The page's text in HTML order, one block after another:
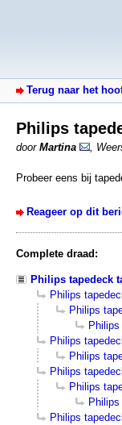
Terug naar het
Philips
door Martina
Probeer eens bij
Reageer op dit
Complete draad:
Philips tapedeck
Philips
Philips
Philips
Philips
Philips
Philips
Philips